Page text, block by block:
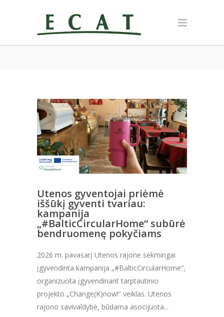
Utenos gyventojai priėmė
iššūkį gyventi tvariau:
kampanija
„#BalticCircularHome“ subūrė
bendruomenę pokyčiams
2026 m. pavasarį Utenos rajone sėkmingai
įgyvendinta kampanija „#BalticCircularHome“,
organizuota įgyvendinant tarptautinio
projekto „Change(K)now!“ veiklas. Utenos
rajono savivaldybė, būdama asocijuota...